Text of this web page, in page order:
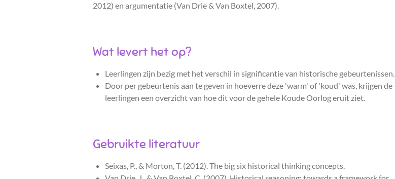
2012) en argumentatie (Van Drie & Van Boxtel, 2007).
Wat levert het op?
Leerlingen zijn bezig met het verschil in significantie van historische gebeurtenissen.
Door per gebeurtenis aan te geven in hoeverre deze 'warm' of 'koud' was, krijgen de
leerlingen een overzicht van hoe dit voor de gehele Koude Oorlog eruit ziet.
Gebruikte literatuur
Seixas, P., & Morton, T. (2012). The big six historical thinking concepts.